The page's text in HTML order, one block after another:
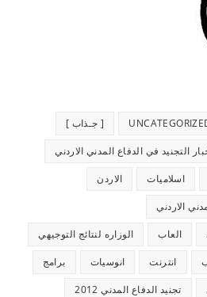
[ جـذاب ]
التجنيد في الدفاع المدني الاردني
اسلاميات الاردن
الاردني
العاب الوزاره لنتائج التوجيهي
انترنت انوسيات برامج
تجنيد الدفاع المدني 2012